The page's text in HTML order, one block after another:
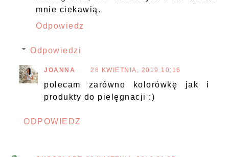
mnie ciekawią.
Odpowiedz
Odpowiedzi
JOANNA 28 KWIETNIA, 2019 10:16
polecam zarówno kolorówkę jak i
produkty do pielęgnacji :)
ODPOWIEDZ